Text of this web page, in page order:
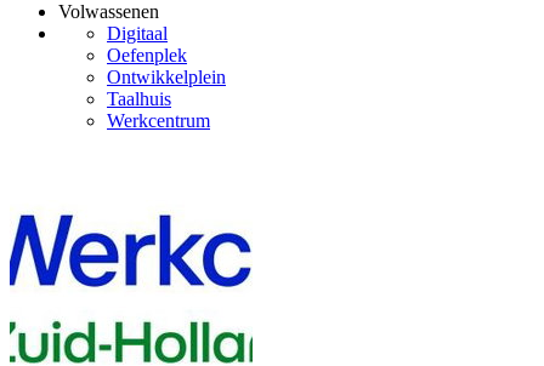
Volwassenen
Digitaal
Oefenplek
Ontwikkelplein
Taalhuis
Werkcentrum